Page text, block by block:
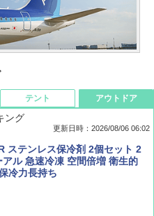
ァン ２０２６年 ９月号 [雑
ＥＹ ＦＡＮ)
き方 チェンマイ タイ北部の魅
～2027 地球の歩き方D アジア
テント
コレクション 山善] ポップアッ
たいに広げて畳める パッとサ
ード キューブ フルクローズ メ
カーキ PATC-150(KH)
アウトドア
ング
更新日時：2026/08/06 06:02
ステンレス保冷剤 2個セット 2
ル 急速冷凍 空間倍増 衛生的
冷力長持ち